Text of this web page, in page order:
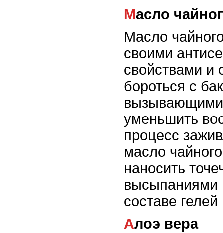
Масло
Масло
своими
свойствами и
бороться с
вызывающими
уменьшить
процесс
масло
наносить
высыпаниями
составе
Алоэ вера